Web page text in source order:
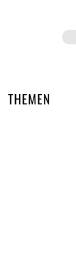
DER UNIKO
THEMEN